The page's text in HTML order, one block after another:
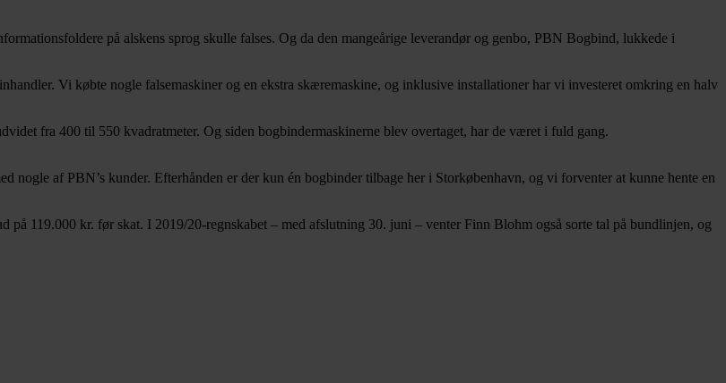
på alskens sprog skulle falses. Og da den mangeårige leverandør og genbo, PBN Bogbind, lukkede i
Vi købte nogle falsemaskiner og en ekstra skæremaskine, og inklusive installationer har vi investeret omkring en halv
fra 400 til 550 kvadratmeter. Og siden bogbindermaskinerne blev overtaget, har de været i fuld gang.
nogle af PBN’s kunder. Efterhånden er der kun én bogbinder tilbage her i Storkøbenhavn, og vi forventer at kunne hente en
119.000 kr. før skat. I 2019/20-regnskabet – med afslutning 30. juni – venter Finn Blohm også sorte tal på bundlinjen, og